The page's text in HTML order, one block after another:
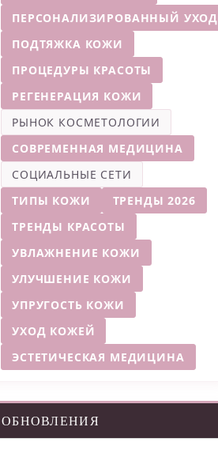
ПЕРСОНАЛИЗИРОВАННЫЙ УХОД
ПОДТЯЖКА КОЖИ
ПРОЦЕДУРЫ КРАСОТЫ
РЕГЕНЕРАЦИЯ КОЖИ
РЫНОК КОСМЕТОЛОГИИ
СОВРЕМЕННАЯ МЕДИЦИНА
СОЦИАЛЬНЫЕ СЕТИ
ТИПЫ КОЖИ
ТРЕНДЫ 2026
ТРЕНДЫ КРАСОТЫ
УВЛАЖНЕНИЕ КОЖИ
УЛУЧШЕНИЕ КОЖИ
УПРУГОСТЬ КОЖИ
УХОД КОЖЕЙ
ЭСТЕТИЧЕСКАЯ МЕДИЦИНА
ОБНОВЛЕНИЯ